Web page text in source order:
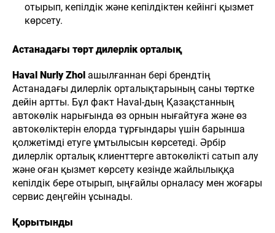
ЖАҢАЛЫҚТАР БАЙЛАНЫСТАР
8 (771)
060-77-40
Haval
Kokshetau
отырып, кепілдік және кепілдіктен кейінгі қызмет
көрсету.
Астанадағы төрт дилерлік орталық
Haval Nurly Zhol ашылғаннан бері брендтің
Астанадағы дилерлік орталықтарының саны төртке
дейін артты. Бұл факт Haval-дың Қазақстанның
автокөлік нарығында өз орнын нығайтуға және өз
автокөліктерін елорда тұрғындары үшін барынша
қолжетімді етуге ұмтылысын көрсетеді. Әрбір
дилерлік орталық клиенттерге автокөлікті сатып алу
және оған қызмет көрсету кезінде жайлылыққа
кепілдік бере отырып, ыңғайлы орналасу мен жоғары
сервис деңгейін ұсынады.
Қорытынды